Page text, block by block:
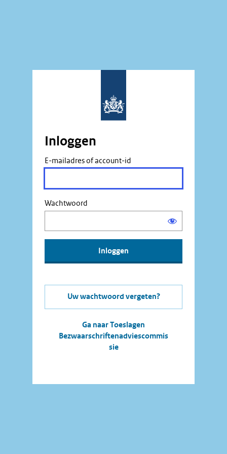
Inloggen
E-mailadres of account-id
Wachtwoord
Uw wachtwoord vergeten?
Ga naar Toeslagen
Bezwaarschriftenadviescommis
sie